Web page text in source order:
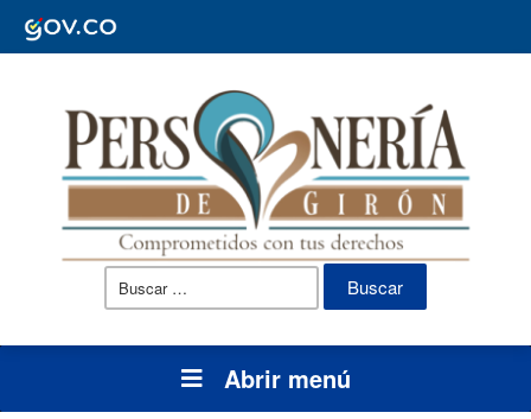
Buscar:
Abrir menú